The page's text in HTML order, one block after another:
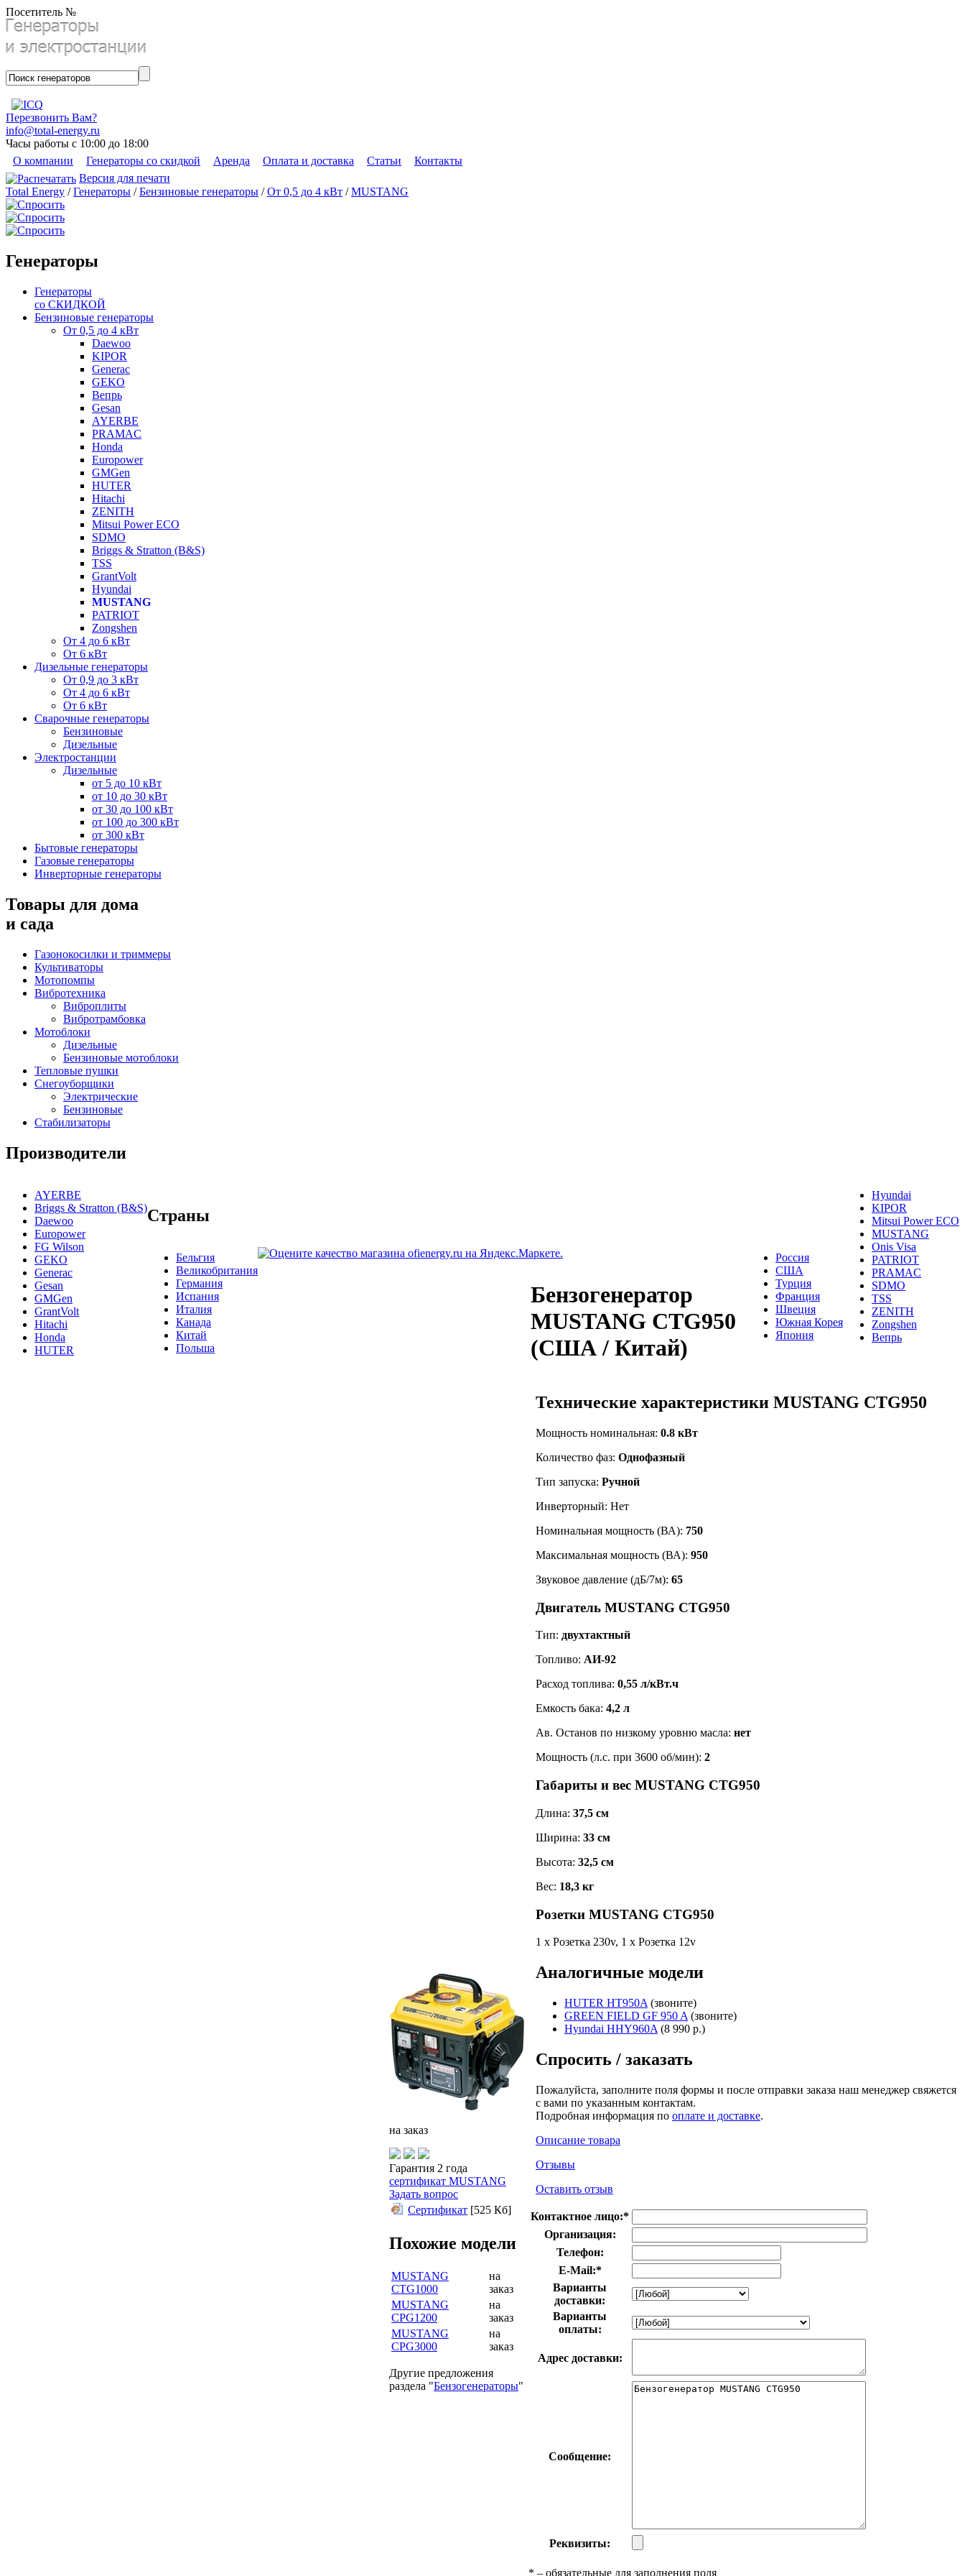
Посетитель №
Перезвонить Вам?
info@total-energy.ru
Часы работы с 10:00 до 18:00
О компании
Генераторы со скидкой Аренда Оплата и доставка Статьи
Контакты
Версия для печати
Total Energy /Генераторы /Бензиновые генераторы /От 0,5 до 4 кВт /MUSTANG
Генераторы
Генераторы
со СКИДКОЙ
Бензиновые генераторы
От 0,5 до 4 кВт
Daewoo
KIPOR
Generac
GEKO
Вепрь
Gesan
AYERBE
PRAMAC
Honda
Europower
GMGen
HUTER
Hitachi
ZENITH
Mitsui Power ECO
SDMO
Briggs & Stratton (B&S)
TSS
GrantVolt
Hyundai
MUSTANG
PATRIOT
Zongshen
От 4 до 6 кВт
От 6 кВт
Дизельные генераторы
От 0,9 до 3 кВт
От 4 до 6 кВт
От 6 кВт
Сварочные генераторы
Бензиновые
Дизельные
Электростанции
Дизельные
от 5 до 10 кВт
от 10 до 30 кВт
от 30 до 100 кВт
от 100 до 300 кВт
от 300 кВт
Бытовые генераторы
Газовые генераторы
Инверторные генераторы
Товары для дома
и сада
Газонокосилки и триммеры
Культиваторы
Мотопомпы
Вибротехника
Виброплиты
Вибротрамбовка
Мотоблоки
Дизельные
Бензиновые мотоблоки
Тепловые пушки
Снегоуборщики
Электрические
Бензиновые
Стабилизаторы
Производители
AYERBE
Briggs & Stratton (B&S)
Daewoo
Europower
FG Wilson
GEKO
Generac
Gesan
GMGen
GrantVolt
Hitachi
Honda
HUTER
Hyundai
KIPOR
Mitsui Power ECO
MUSTANG
Onis Visa
PATRIOT
PRAMAC
SDMO
TSS
ZENITH
Zongshen
Вепрь
Страны
Бельгия
Великобритания
Германия
Испания
Италия
Канада
Китай
Польша
Россия
США
Турция
Франция
Швеция
Южная Корея
Япония
Бензогенератор
MUSTANG CTG950
(США / Китай)
на заказ
Гарантия 2 года
сертификат MUSTANG
Задать вопрос
Сертификат [525 Кб]
Похожие модели
MUSTANG
CTG1000
на
заказ
MUSTANG
CPG1200
на
заказ
MUSTANG
CPG3000
на
заказ
Другие предложения
раздела "Бензогенераторы"
Технические характеристики MUSTANG CTG950
Мощность номинальная: 0.8 кВт
Количество фаз: Однофазный
Тип запуска: Ручной
Инверторный: Нет
Номинальная мощность (ВА): 750
Максимальная мощность (ВА): 950
Звуковое давление (дБ/7м): 65
Двигатель MUSTANG CTG950
Тип: двухтактный
Топливо: АИ-92
Расход топлива: 0,55 л/кВт.ч
Емкость бака: 4,2 л
Ав. Останов по низкому уровню масла: нет
Мощность (л.с. при 3600 об/мин): 2
Габариты и вес MUSTANG CTG950
Длина: 37,5 см
Ширина: 33 см
Высота: 32,5 см
Вес: 18,3 кг
Розетки MUSTANG CTG950
1 х Розетка 230v, 1 х Розетка 12v
Аналогичные модели
HUTER HT950A (звоните)
GREEN FIELD GF 950 A (звоните)
Hyundai HHY960A (8 990 р.)
Спросить / заказать
Пожалуйста, заполните поля формы и после отправки заказа наш менеджер свяжется
с вами по указанным контактам.
Подробная информация по оплате и доставке.
Описание товара
Отзывы
Оставить отзыв
Контактное лицо:*
Организация:
Телефон:
E-Mail:*
Варианты
доставки:
Варианты
оплаты:
Адрес доставки:
Сообщение:
Реквизиты:
* – обязательные для заполнения поля